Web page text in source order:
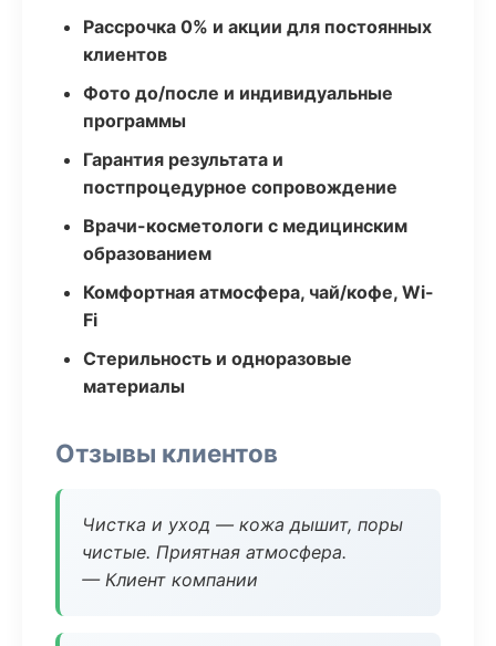
Рассрочка 0% и акции для постоянных
клиентов
Фото до/после и индивидуальные
программы
Гарантия результата и
постпроцедурное сопровождение
Врачи-косметологи с медицинским
образованием
Комфортная атмосфера, чай/кофе, Wi-
Fi
Стерильность и одноразовые
материалы
Отзывы клиентов
Чистка и уход — кожа дышит, поры
чистые. Приятная атмосфера.
— Клиент компании